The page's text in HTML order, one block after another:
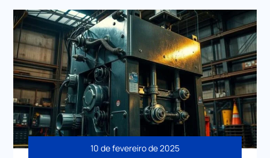
10 de fevereiro de 2025